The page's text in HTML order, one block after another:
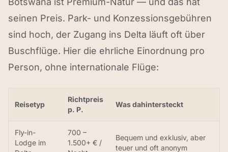
seinen Preis. Park- und Konzessionsgebühren
sind hoch, der Zugang ins Delta läuft oft über
Buschflüge. Hier die ehrliche Einordnung pro
Person, ohne internationale Flüge:
Reisetyp
Richtpreis
p. P.
Was dahintersteckt
Fly-in-
Lodge im
700 –
1.500+ € /
Bequem und exklusiv, aber
teuer und oft anonym